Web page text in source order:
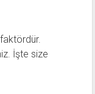
İşte size